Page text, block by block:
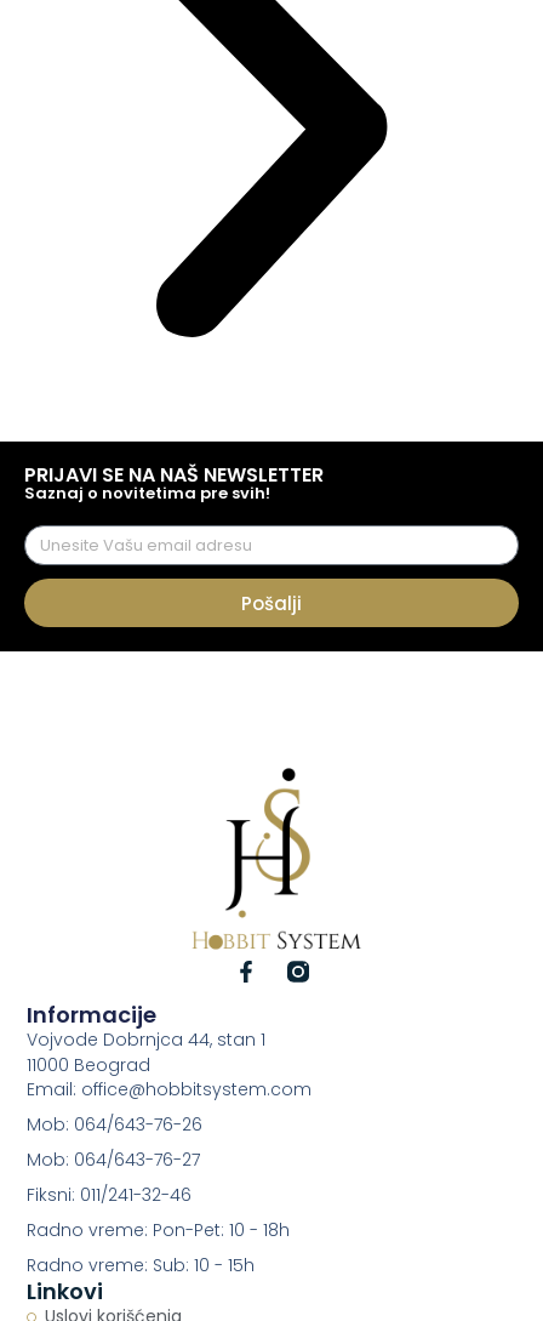
PRIJAVI SE NA NAŠ NEWSLETTER
Saznaj o novitetima pre svih!
Pošalji
Linkovi
Uslovi korišćenja
Informacije
Vojvode Dobrnjca 44, stan 1
11000 Beograd
Email: office@hobbitsystem.com
Mob: 064/643-76-26
Mob: 064/643-76-27
Fiksni: 011/241-32-46
Radno vreme: Pon-Pet: 10 - 18h
Radno vreme: Sub: 10 - 15h